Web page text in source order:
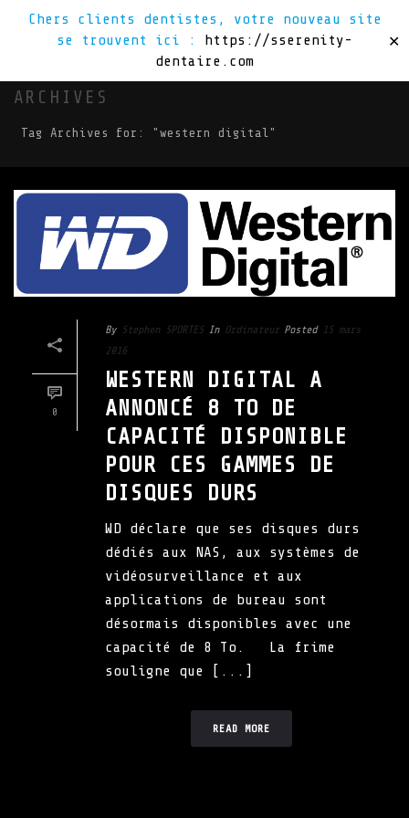
Chers clients dentistes, votre nouveau site
se trouvent ici : https://sserenity-
dentaire.com
✕
ARCHIVES
Tag Archives for: "western digital"
0
By Stephen SPORTES In Ordinateur Posted 15 mars
2016
WESTERN DIGITAL A
ANNONCÉ 8 TO DE
CAPACITÉ DISPONIBLE
POUR CES GAMMES DE
DISQUES DURS
WD déclare que ses disques durs
dédiés aux NAS, aux systèmes de
vidéosurveillance et aux
applications de bureau sont
désormais disponibles avec une
capacité de 8 To. La frime
souligne que [...]
READ MORE